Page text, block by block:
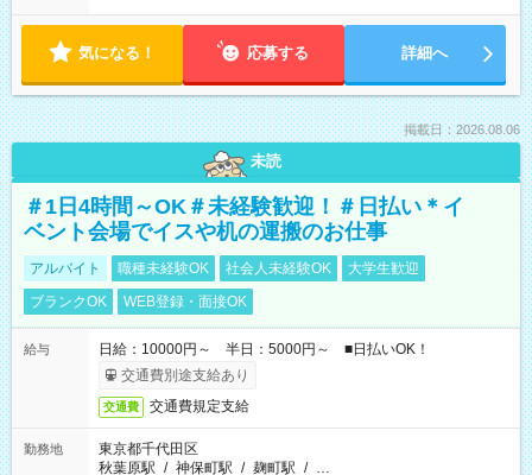
気になる！ 応募する 詳細へ
掲載日：2026.08.06
未読
＃1日4時間～OK＃未経験歓迎！＃日払い＊イ
ベント会場でイスや机の運搬のお仕事
アルバイト 職種未経験OK 社会人未経験OK
大学生歓迎
ブランクOK
WEB登録・面接OK
給与
日給：10000円～ 半日：5000円～ ■日払いOK！
交通費別途支給あり
交通費 交通費規定支給
勤務地
東京都千代田区
秋葉原駅 / 神保町駅 / 麹町駅 / …